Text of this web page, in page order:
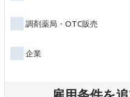
調剤薬局・OTC販売
企業